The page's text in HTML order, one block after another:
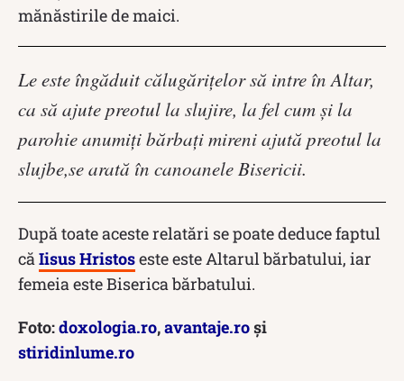
mănăstirile de maici.
Le este îngăduit călugărițelor să intre în Altar,
ca să ajute preotul la slujire, la fel cum și la
parohie anumiți bărbați mireni ajută preotul la
slujbe,se arată în canoanele Bisericii.
După toate aceste relatări se poate deduce faptul
căIisus Hristoseste este Altarul bărbatului, iar
femeia este Biserica bărbatului.
Foto:doxologia.ro,avantaje.roși
stiridinlume.ro